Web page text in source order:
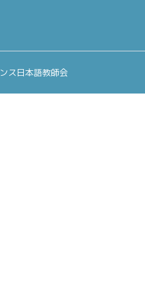
ス日本語教師会